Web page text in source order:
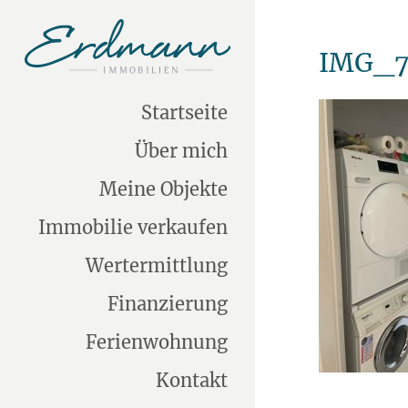
Startseite
Über mich
Meine Objekte
Immobilie verkaufen
Wertermittlung
Finanzierung
Ferienwohnung
Kontakt